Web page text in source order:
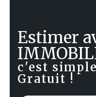
Estimer
c'est
Gratuit !